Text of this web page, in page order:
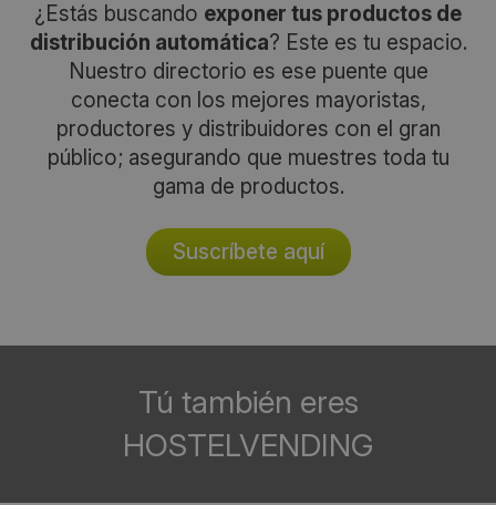
¿Estás buscando exponer tus productos de
distribución automática? Este es tu espacio.
Nuestro directorio es ese puente que
conecta con los mejores mayoristas,
productores y distribuidores con el gran
público; asegurando que muestres toda tu
gama de productos.
Suscríbete aquí
Tú también eres
HOSTELVENDING